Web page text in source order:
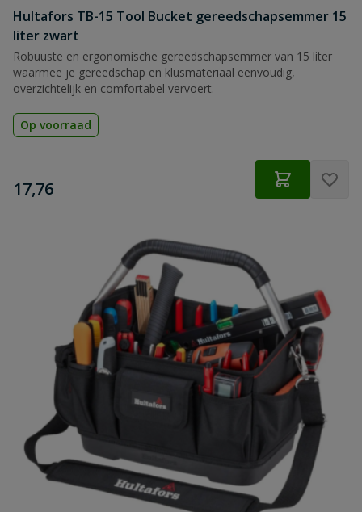
Hultafors TB-15 Tool Bucket gereedschapsemmer 15
liter zwart
Robuuste en ergonomische gereedschapsemmer van 15 liter
waarmee je gereedschap en klusmateriaal eenvoudig,
overzichtelijk en comfortabel vervoert.
Op voorraad
€
17,76